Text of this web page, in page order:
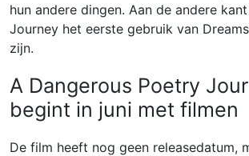
hun andere dingen. Aan de andere
Journey het eerste gebruik van
zijn.
A Dangerous Poetry
begint in juni met filmen
De film heeft nog geen releasedatum,